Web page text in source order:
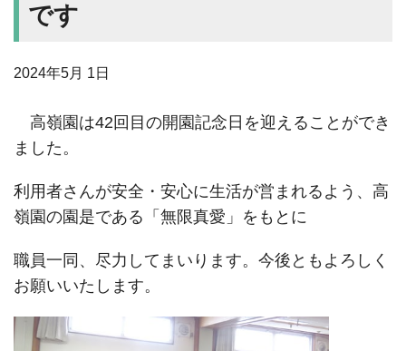
です
2024年5月 1日
高嶺園は42回目の開園記念日を迎えることができ
ました。
利用者さんが安全・安心に生活が営まれるよう、高
嶺園の園是である「無限真愛」をもとに
職員一同、尽力してまいります。今後ともよろしく
お願いいたします。